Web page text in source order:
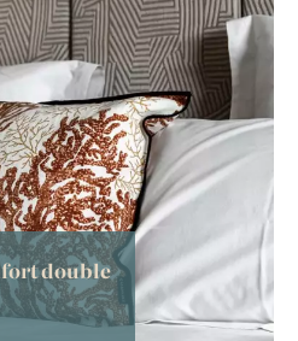
double